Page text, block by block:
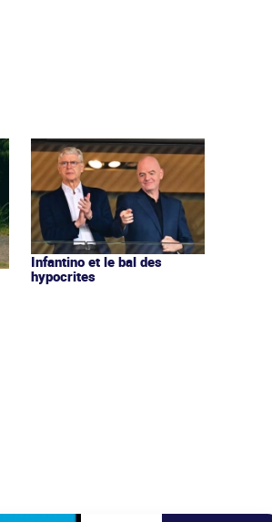
Infantino et le bal des
hypocrites